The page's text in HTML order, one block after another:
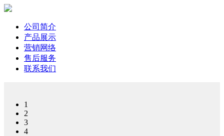
公司简介
产品展示
营销网络
售后服务
联系我们
1
2
3
4